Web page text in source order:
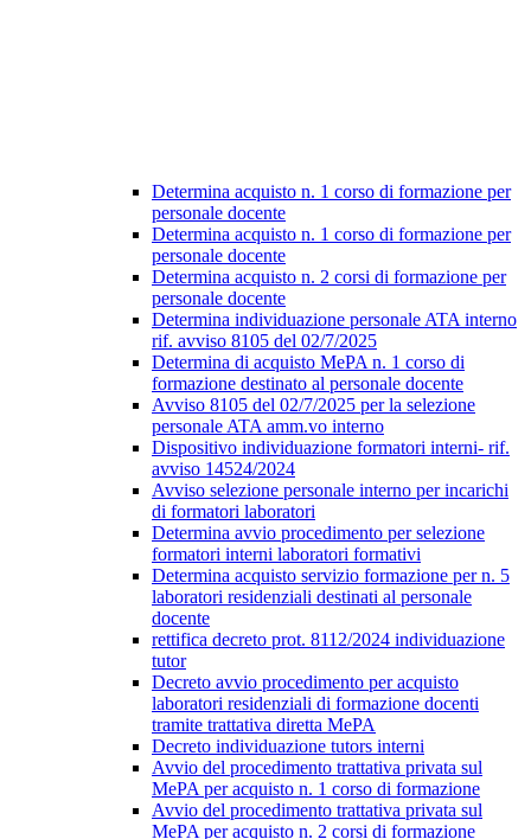
Determina acquisto n. 1 corso di formazione per
personale docente
Determina acquisto n. 1 corso di formazione per
personale docente
Determina acquisto n. 2 corsi di formazione per
personale docente
Determina individuazione personale ATA interno
rif. avviso 8105 del 02/7/2025
Determina di acquisto MePA n. 1 corso di
formazione destinato al personale docente
Avviso 8105 del 02/7/2025 per la selezione
personale ATA amm.vo interno
Dispositivo individuazione formatori interni- rif.
avviso 14524/2024
Avviso selezione personale interno per incarichi
di formatori laboratori
Determina avvio procedimento per selezione
formatori interni laboratori formativi
Determina acquisto servizio formazione per n. 5
laboratori residenziali destinati al personale
docente
rettifica decreto prot. 8112/2024 individuazione
tutor
Decreto avvio procedimento per acquisto
laboratori residenziali di formazione docenti
tramite trattativa diretta MePA
Decreto individuazione tutors interni
Avvio del procedimento trattativa privata sul
MePA per acquisto n. 1 corso di formazione
Avvio del procedimento trattativa privata sul
MePA per acquisto n. 2 corsi di formazione